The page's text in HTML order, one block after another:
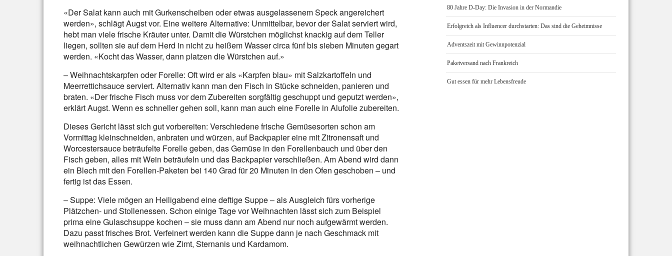
«Der Salat kann auch mit Gurkenscheiben oder etwas ausgelassenem Speck angereichert
werden», schlägt Augst vor. Eine weitere Alternative: Unmittelbar, bevor der Salat serviert wird,
hebt man viele frische Kräuter unter. Damit die Würstchen möglichst knackig auf dem Teller
liegen, sollten sie auf dem Herd in nicht zu heißem Wasser circa fünf bis sieben Minuten gegart
werden. «Kocht das Wasser, dann platzen die Würstchen auf.»
– Weihnachtskarpfen oder Forelle: Oft wird er als «Karpfen blau» mit Salzkartoffeln und
Meerrettichsauce serviert. Alternativ kann man den Fisch in Stücke schneiden, panieren und
braten. «Der frische Fisch muss vor dem Zubereiten sorgfältig geschuppt und geputzt werden»,
erklärt Augst. Wenn es schneller gehen soll, kann man auch eine Forelle in Alufolie zubereiten.
Dieses Gericht lässt sich gut vorbereiten: Verschiedene frische Gemüsesorten schon am
Vormittag kleinschneiden, anbraten und würzen, auf Backpapier eine mit Zitronensaft und
Worcestersauce beträufelte Forelle geben, das Gemüse in den Forellenbauch und über den
Fisch geben, alles mit Wein beträufeln und das Backpapier verschließen. Am Abend wird dann
ein Blech mit den Forellen-Paketen bei 140 Grad für 20 Minuten in den Ofen geschoben – und
fertig ist das Essen.
– Suppe: Viele mögen an Heiligabend eine deftige Suppe – als Ausgleich fürs vorherige
Plätzchen- und Stollenessen. Schon einige Tage vor Weihnachten lässt sich zum Beispiel
prima eine Gulaschsuppe kochen – sie muss dann am Abend nur noch aufgewärmt werden.
Dazu passt frisches Brot. Verfeinert werden kann die Suppe dann je nach Geschmack mit
weihnachtlichen Gewürzen wie Zimt, Sternanis und Kardamom.
80 Jahre D-Day: Die Invasion in der Normandie
Erfolgreich als Influencer durchstarten: Das sind die Geheimnisse
Adventszeit mit Gewinnpotenzial
Paketversand nach Frankreich
Gut essen für mehr Lebensfreude